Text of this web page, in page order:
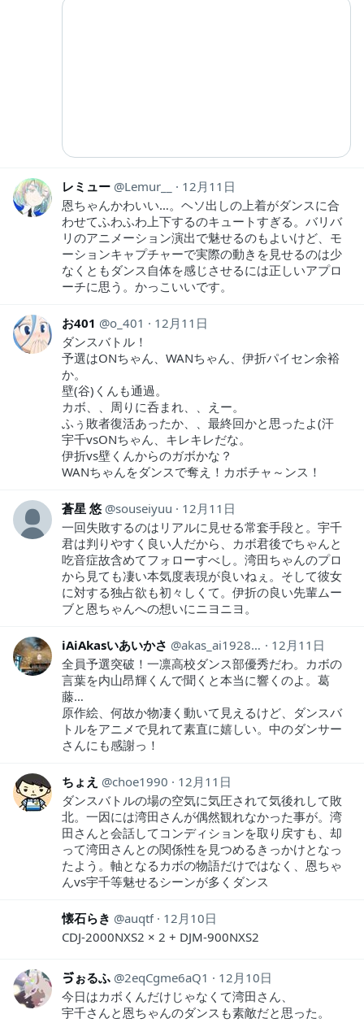
レミュー Lemur__
12月11日
恩ちゃんかわいい…。ヘソ出しの上着がダンスに合
わせてふわふわ上下するのキュートすぎる。バリバ
リのアニメーション演出で魅せるのもよいけど、モ
ーションキャプチャーで実際の動きを見せるのは少
なくともダンス自体を感じさせるには正しいアプロ
ーチに思う。かっこいいです。
お401 o_401
12月11日
ダンスバトル！
予選はONちゃん、WANちゃん、伊折パイセン余裕
か。
壁(谷)くんも通過。
カボ、、周りに呑まれ、、えー。
ふぅ敗者復活あったか、、最終回かと思ったよ(汗
宇千vsONちゃん、キレキレだな。
伊折vs壁くんからのガボかな？
WANちゃんをダンスで奪え！カボチャ～ンス！
蒼星 悠 souseiyuu
12月11日
一回失敗するのはリアルに見せる常套手段と。宇千
君は判りやすく良い人だから、カボ君後でちゃんと
吃音症故含めてフォローすべし。湾田ちゃんのプロ
から見ても凄い本気度表現が良いねぇ。そして彼女
に対する独占欲も初々しくて。伊折の良い先輩ムー
ブと恩ちゃんへの想いにニヨニヨ。
iAiAkasいあいかさ akas_ai19281118
12月11日
全員予選突破！一凛高校ダンス部優秀だわ。カボの
言葉を内山昂輝くんで聞くと本当に響くのよ。葛
藤…
原作絵、何故か物凄く動いて見えるけど、ダンスバ
トルをアニメで見れて素直に嬉しい。中のダンサー
さんにも感謝っ！
ちょえ choe1990
12月11日
ダンスバトルの場の空気に気圧されて気後れして敗
北。一因には湾田さんが偶然観れなかった事が。湾
田さんと会話してコンディションを取り戻すも、却
って湾田さんとの関係性を見つめるきっかけとなっ
たよう。軸となるカボの物語だけではなく、恩ちゃ
んvs宇千等魅せるシーンが多くダンス
懐石らき auqtf
12月10日
CDJ-2000NXS2 × 2 + DJM-900NXS2
ゔぉるふ 2eqCgme6aQ1
12月10日
今日はカボくんだけじゃなくて湾田さん、
宇千さんと恩ちゃんのダンスも素敵だと思った。